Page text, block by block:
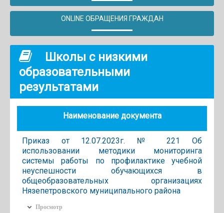
ONLINE ОБРАЩЕНИЯ ГРАЖДАН
Школы с низкими
образовательными
результатами
Наименование документа
Приказ от 12.07.2023г. № 221 Об
использовании методики мониторинга
системы работы по профилактике учебной
неуспешности обучающихся в
общеобразовательных организациях
Нязепетровского муниципального района
Просмотр